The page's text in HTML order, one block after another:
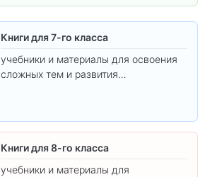
Книги для 7-го класса
учебники и материалы для освоения
сложных тем и развития
Книги для 8-го класса
учебники и материалы для